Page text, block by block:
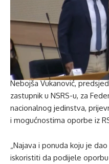
Nebojša Vukanović,
zastupnik u NSRS-u, za
nacionalnog jedinstva,
i mogućnostima oporbe iz
„Najava i ponuda koju je
iskoristiti da podijele